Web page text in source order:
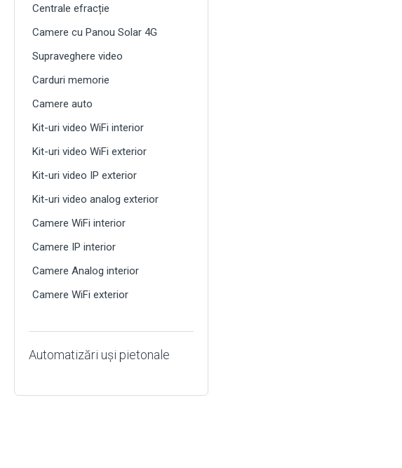
Centrale efracție
Camere cu Panou Solar 4G
Supraveghere video
Carduri memorie
Camere auto
Kit-uri video WiFi interior
Kit-uri video WiFi exterior
Kit-uri video IP exterior
Kit-uri video analog exterior
Camere WiFi interior
Camere IP interior
Camere Analog interior
Camere WiFi exterior
Automatizări uși pietonale